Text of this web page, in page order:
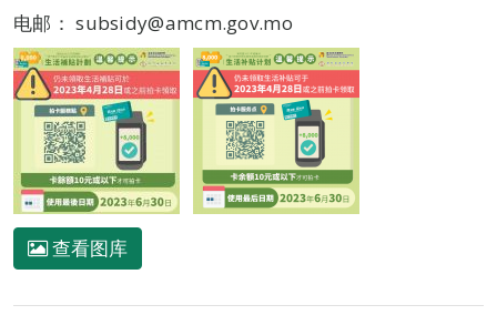
电邮： subsidy@amcm.gov.mo
查看图库